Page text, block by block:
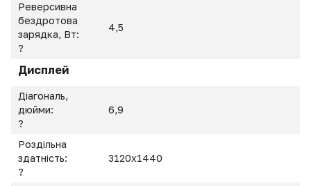
Реверсивна
бездротова
зарядка, Вт:
?
4,5
Дисплей
Діагональ,
дюйми:
?
6,9
Роздільна
здатність:
?
3120x1440